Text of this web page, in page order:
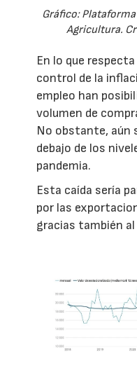
Gráfico:
Agricultura.
En lo que
control de la
empleo han
volumen de
No obstante, aún
debajo de los
pandemia.
Esta caída sería
por las
gracias también